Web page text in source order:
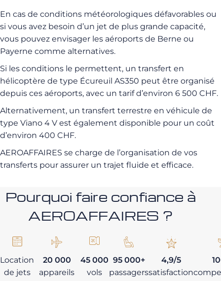
En cas de conditions météorologiques défavorables ou
si vous avez besoin d’un jet de plus grande capacité,
vous pouvez envisager les aéroports de Berne ou
Payerne comme alternatives.
Si les conditions le permettent, un transfert en
hélicoptère de type Écureuil AS350 peut être organisé
depuis ces aéroports, avec un tarif d’environ 6 500 CHF.
Alternativement, un transfert terrestre en véhicule de
type Viano 4 V est également disponible pour un coût
d’environ 400 CHF.
AEROAFFAIRES se charge de l’organisation de vos
transferts pour assurer un trajet fluide et efficace.
Pourquoi faire confiance à
AEROAFFAIRES ?
Location
de jets
20 000
appareils
45 000
vols
95 000+
passagers
4,9/5
satisfaction